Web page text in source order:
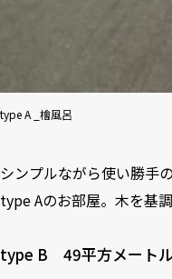
type A _檜風呂
シンプルながら使い勝手
type Aのお部屋。木を基
type B 49平方メート